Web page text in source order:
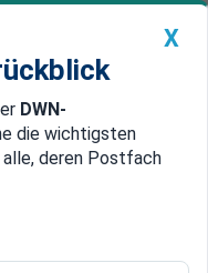
Premium
China
X
DWN-
die wichtigsten
deren Postfach